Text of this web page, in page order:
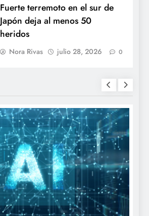
Fuerte terremoto en el sur de
Japón deja al menos 50
heridos
Nora Rivas julio 28, 2026 0